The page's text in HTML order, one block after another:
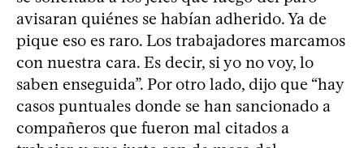
avisaran quiénes se habían adherido. Ya de
pique eso es raro. Los trabajadores marcamos
con nuestra cara. Es decir, si yo no voy, lo
saben enseguida”. Por otro lado, dijo que “hay
casos puntuales donde se han sancionado a
compañeros que fueron mal citados a